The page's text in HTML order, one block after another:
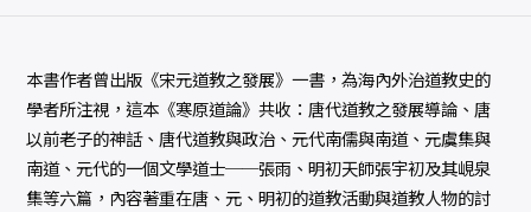
本書作者曾出版《宋元道教之發展》一書，為海內外治道教史的
學者所注視，這本《寒原道論》共收：唐代道教之發展導論、唐
以前老子的神話、唐代道教與政治、元代南儒與南道、元虞集與
南道、元代的一個文學道士──張雨、明初天師張宇初及其峴泉
集等六篇，內容著重在唐、元、明初的道教活動與道教人物的討